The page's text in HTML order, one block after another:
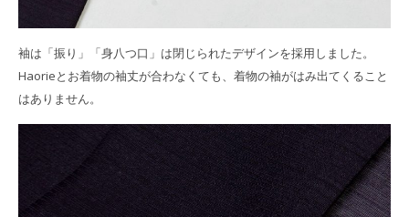
袖は「振り」「身八つ口」は閉じられたデザインを採用しました。
Haorieとお着物の袖丈が合わなくても、着物の袖がはみ出てくること
はありません。